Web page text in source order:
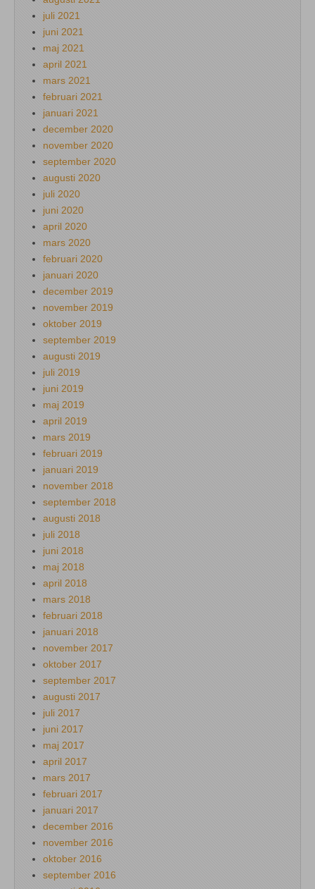
juli 2021
juni 2021
maj 2021
april 2021
mars 2021
februari 2021
januari 2021
december 2020
november 2020
september 2020
augusti 2020
juli 2020
juni 2020
april 2020
mars 2020
februari 2020
januari 2020
december 2019
november 2019
oktober 2019
september 2019
augusti 2019
juli 2019
juni 2019
maj 2019
april 2019
mars 2019
februari 2019
januari 2019
november 2018
september 2018
augusti 2018
juli 2018
juni 2018
maj 2018
april 2018
mars 2018
februari 2018
januari 2018
november 2017
oktober 2017
september 2017
augusti 2017
juli 2017
juni 2017
maj 2017
april 2017
mars 2017
februari 2017
januari 2017
december 2016
november 2016
oktober 2016
september 2016